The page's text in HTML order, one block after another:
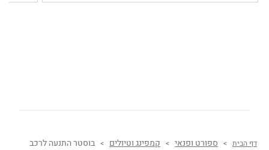
דף הבית > ספורט ופנאי > קמפינג וטיולים > בוסטר התנעה לרכב